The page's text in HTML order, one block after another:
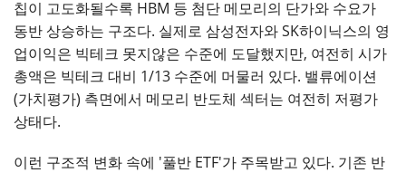
칩이 고도화될수록 HBM 등 첨단 메모리의 단가와 수요가
동반 상승하는 구조다. 실제로 삼성전자와 SK하이닉스의 영
업이익은 빅테크 못지않은 수준에 도달했지만, 여전히 시가
총액은 빅테크 대비 1/13 수준에 머물러 있다. 밸류에이션
(가치평가) 측면에서 메모리 반도체 섹터는 여전히 저평가
상태다.
이런 구조적 변화 속에 '풀반 ETF'가 주목받고 있다. 기존 반